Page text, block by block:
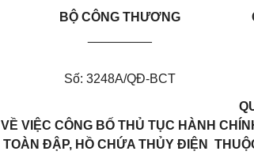
BỘ CÔNG THƯƠNG
Số: 3248A/QĐ-BCT
VỀ VIỆC CÔNG BỐ THỦ TỤC HÀNH
TOÀN ĐẬP, HỒ CHỨA THỦY ĐIỆN